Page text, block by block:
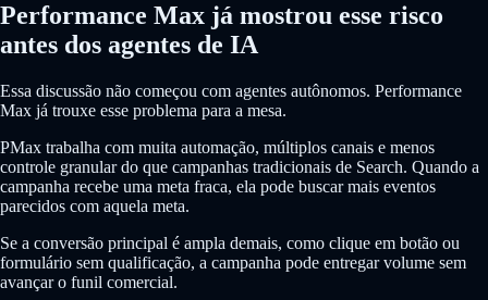
Performance Max já mostrou esse risco
antes dos agentes de IA
Essa discussão não começou com agentes autônomos. Performance
Max já trouxe esse problema para a mesa.
PMax trabalha com muita automação, múltiplos canais e menos
controle granular do que campanhas tradicionais de Search. Quando a
campanha recebe uma meta fraca, ela pode buscar mais eventos
parecidos com aquela meta.
Se a conversão principal é ampla demais, como clique em botão ou
formulário sem qualificação, a campanha pode entregar volume sem
avançar o funil comercial.